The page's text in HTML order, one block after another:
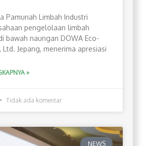
Pamunah Limbah Industri
pengelolaan limbah
bawah naungan DOWA Eco-
Ltd. Jepang, menerima apresiasi
»
Tidak ada komentar
NEWS